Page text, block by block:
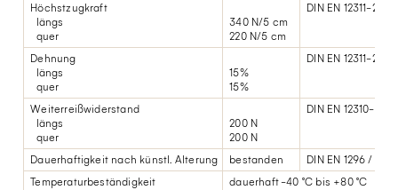
Höchstzugkraft
längs
quer
340 N/5 cm
220 N/5 cm
DIN EN 12311-2
Dehnung
längs
quer
15%
15%
DIN EN 12311-2
Weiterreißwiderstand
längs
quer
200 N
200 N
DIN EN 12310-1
Dauerhaftigkeit nach künstl. Alterung bestanden
DIN EN 1296 / DIN
Temperaturbeständigkeit
dauerhaft -40 °C bis +80 °C